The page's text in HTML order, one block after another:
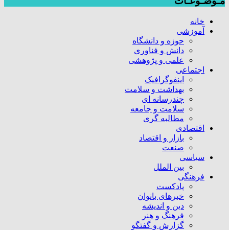
خانه
آموزشی
حوزه و دانشگاه
دانش و فناوری
علمی و پژوهشی
اجتماعی
اینفوگرافیک
بهداشت و سلامت
چندرسانه ای
سلامت و جامعه
مطالبه گری
اقتصادی
بازار و اقتصاد
صنعت
سیاسی
بین الملل
فرهنگی
پادکست
خبرهای بانوان
دین و اندیشه
فرهنگ و هنر
گزارش و گفتگو